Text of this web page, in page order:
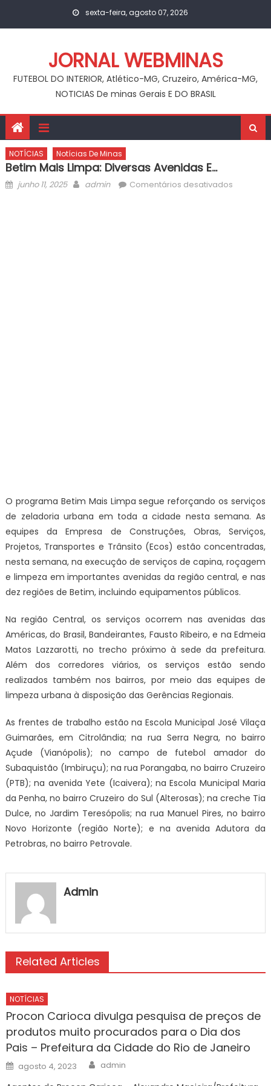
sexta-feira, agosto 07, 2026
JORNAL WEBMINAS
FUTEBOL DO INTERIOR, Atlético-MG, Cruzeiro, América-MG,
NOTICIAS De minas Gerais E DO BRASIL
NOTÍCIAS Notícias De Minas
Betim Mais Limpa: Diversas Avenidas E…
Posted
junho 11, 2025 Author
admin Comentários desativadosem
O programa Betim Mais Limpa segue reforçando os serviços
de zeladoria urbana em toda a cidade nesta semana. As
equipes da Empresa de Construções, Obras, Serviços,
Projetos, Transportes e Trânsito (Ecos) estão concentradas,
nesta semana, na execução de serviços de capina, roçagem
e limpeza em importantes avenidas da região central, e nas
dez regiões de Betim, incluindo equipamentos públicos.
Na região Central, os serviços ocorrem nas avenidas das
Américas, do Brasil, Bandeirantes, Fausto Ribeiro, e na Edmeia
Matos Lazzarotti, no trecho próximo à sede da prefeitura.
Além dos corredores viários, os serviços estão sendo
realizados também nos bairros, por meio das equipes de
limpeza urbana à disposição das Gerências Regionais.
As frentes de trabalho estão na Escola Municipal José Vilaça
Guimarães, em Citrolândia; na rua Serra Negra, no bairro
Açude (Vianópolis); no campo de futebol amador do
Subaquistão (Imbiruçu); na rua Porangaba, no bairro Cruzeiro
(PTB); na avenida Yete (Icaivera); na Escola Municipal Maria
da Penha, no bairro Cruzeiro do Sul (Alterosas); na creche Tia
Dulce, no Jardim Teresópolis; na rua Manuel Pires, no bairro
Novo Horizonte (região Norte); e na avenida Adutora da
Petrobras, no bairro Petrovale.
Admin
Related Articles
NOTÍCIAS
Procon Carioca divulga pesquisa de preços de
produtos muito procurados para o Dia dos
Pais – Prefeitura da Cidade do Rio de Janeiro
Posted
on
agosto 4, 2023 Author
admin